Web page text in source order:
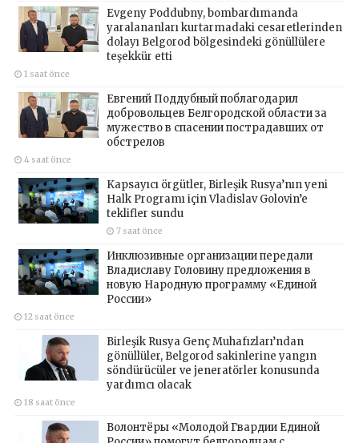
Evgeny Poddubny, bombardımanda
yaralananları kurtarmadaki cesaretlerinden
dolayı Belgorod bölgesindeki gönüllülere
teşekkür etti
1 saat önce
Евгений Поддубный поблагодарил
добровольцев Белгородской области за
мужество в спасении пострадавших от
обстрелов
4 saat önce
Kapsayıcı örgütler, Birleşik Rusya’nın yeni
Halk Programı için Vladislav Golovin’e
teklifler sundu
7 saat önce
Инклюзивные организации передали
Владиславу Головину предложения в
новую Народную программу «Единой
России»
12 saat önce
Birleşik Rusya Genç Muhafızları’ndan
gönüllüler, Belgorod sakinlerine yangın
söndürücüler ve jeneratörler konusunda
yardımcı olacak
18 saat önce
Волонтёры «Молодой Гвардии Единой